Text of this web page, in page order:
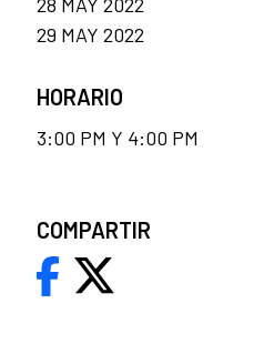
29 MAY 2022
HORARIO
3:00 PM Y 4:00 PM
COMPARTIR